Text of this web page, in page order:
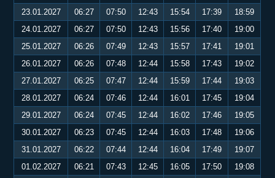
23.01.2027
06:27 07:50 12:43 15:54 17:39
18:59
24.01.2027
06:27 07:50 12:43 15:56 17:40
19:00
25.01.2027
06:26 07:49 12:43 15:57 17:41
19:01
26.01.2027
06:26 07:48 12:44 15:58 17:43
19:02
27.01.2027
06:25 07:47 12:44 15:59 17:44
19:03
28.01.2027
06:24 07:46 12:44 16:01 17:45
19:04
29.01.2027
06:24 07:45 12:44 16:02 17:46
19:05
30.01.2027
06:23 07:45 12:44 16:03 17:48
19:06
31.01.2027
06:22 07:44 12:44 16:04 17:49
19:07
01.02.2027
06:21 07:43 12:45 16:05 17:50
19:08